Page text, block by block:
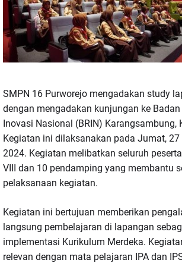
SMPN 16 Purworejo mengadakan study
dengan mengadakan kunjungan ke Badan
Inovasi Nasional (BRIN) Karangsambung,
Kegiatan ini dilaksanakan pada Jumat, 27
2024. Kegiatan melibatkan seluruh
VIII dan 10 pendamping yang membantu
pelaksanaan kegiatan.
Kegiatan ini bertujuan memberikan
langsung pembelajaran di lapangan
implementasi Kurikulum Merdeka.
relevan dengan mata pelajaran IPA dan